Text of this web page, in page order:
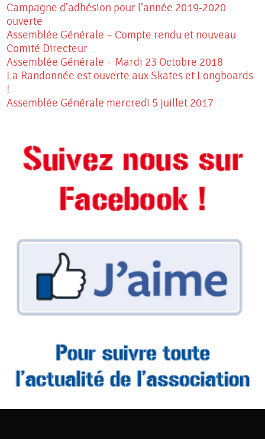
Campagne d’adhésion pour l’année 2019-2020
ouverte
Assemblée Générale – Compte rendu et nouveau
Comité Directeur
Assemblée Générale – Mardi 23 Octobre 2018
La Randonnée est ouverte aux Skates et Longboards
!
Assemblée Générale mercredi 5 juillet 2017